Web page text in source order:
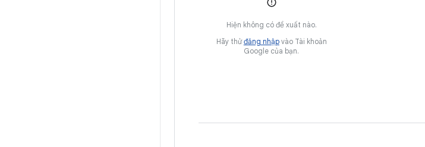
Hiện không có đề xuất nào.
Hãy thửđăng nhậpvào Tài khoản
Google của bạn.